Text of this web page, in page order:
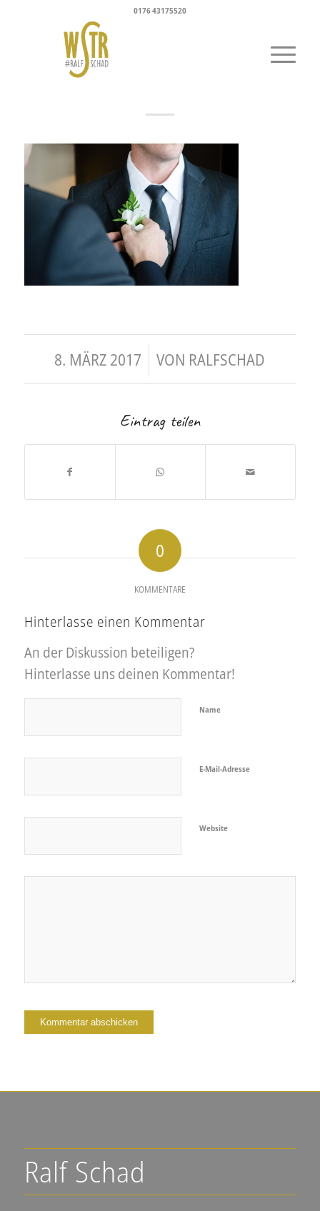
0176 43175520
8. MÄRZ 2017
/ VON RALFSCHAD
Eintrag teilen
0
KOMMENTARE
Hinterlasse einen Kommentar
An der Diskussion beteiligen?
Hinterlasse uns deinen Kommentar!
Name
E-Mail-Adresse
Website
Ralf Schad